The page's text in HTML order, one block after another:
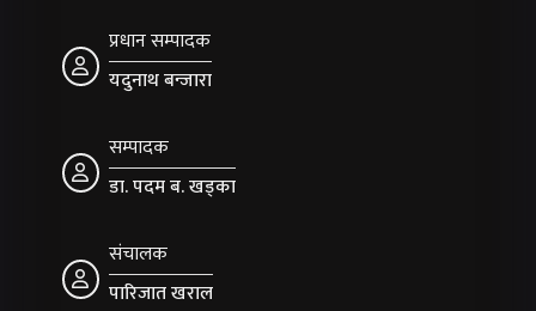
प्रधान सम्पादक
यदुनाथ बन्जारा
सम्पादक
डा. पदम ब. खड्का
संचालक
पारिजात खराल